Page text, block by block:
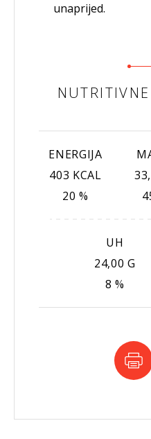
unaprijed.
ENERGIJA
403 KCAL
20 %
UH
24,00 G
8 %